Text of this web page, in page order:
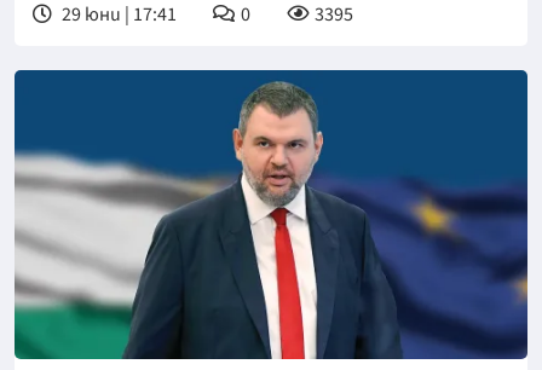
29 юни | 17:41 0 3395